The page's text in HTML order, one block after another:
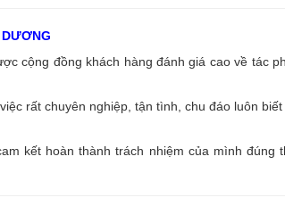
cộng đồng khách hàng đánh giá cao về tác
rất chuyên nghiệp, tận tình, chu đáo luôn
kết hoàn thành trách nhiệm của mình đúng